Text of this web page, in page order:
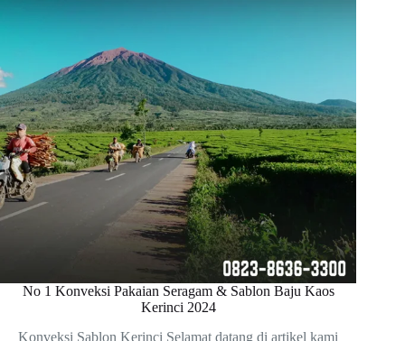
No 1 Konveksi Pakaian Seragam & Sablon Baju Kaos
Kerinci 2024
Konveksi Sablon Kerinci Selamat datang di artikel kami